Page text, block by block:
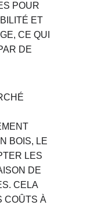
POUR
ET
CE QUI
DE
BOIS, LE
LES
DE
CELA
COÛTS À